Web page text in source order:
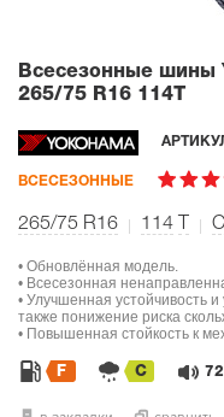
Всесезонные шины
265/75 R16 114T
ВСЕСЕЗОННЫЕ
265/75 R16 114
• Обновлённая модель.
• Всесезонная
• Улучшенная устойчивость
также понижение риска
• Повышенная стойкость к
F C 72